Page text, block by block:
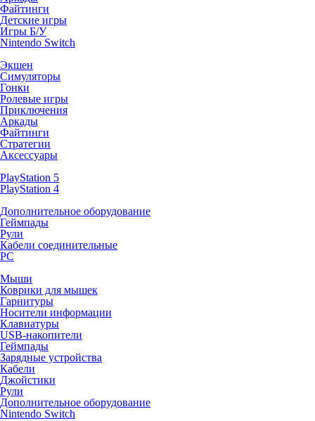
Файтинги
Детские игры
Игры Б/У
Nintendo Switch
Экшен
Симуляторы
Гонки
Ролевые игры
Приключения
Аркады
Файтинги
Стратегии
Аксессуары
PlayStation 5
PlayStation 4
Дополнительное оборудование
Геймпады
Рули
Кабели соединительные
PC
Мыши
Коврики для мышек
Гарнитуры
Носители информации
Клавиатуры
USB-накопители
Геймпады
Зарядные устройства
Кабели
Джойстики
Рули
Дополнительное оборудование
Nintendo Switch